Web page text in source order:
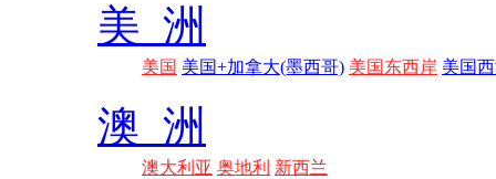
美 洲
美国 美国+加拿大(墨西哥) 美国东西岸 美国
澳 洲
澳大利亚 奥地利 新西兰